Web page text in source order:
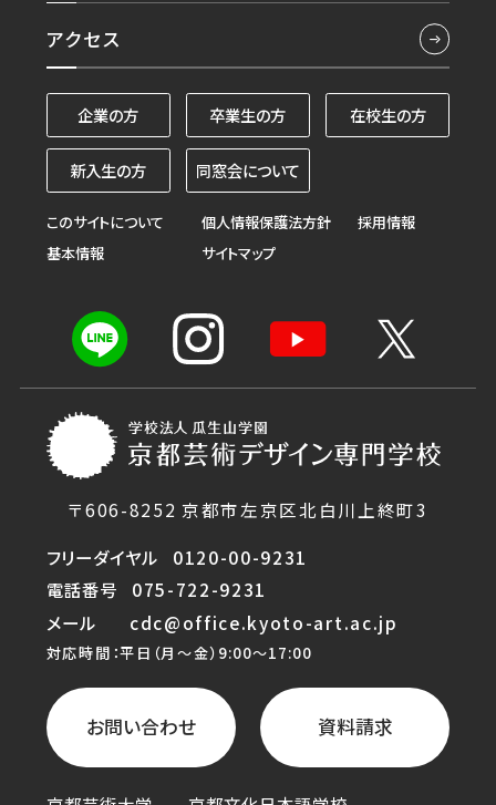
〒606-8252 京都市左京区北白川上終町3
フリーダイヤル
0120-00-9231
電話番号
075-722-9231
メール
cdc@office.kyoto-art.ac.jp
対応時間：平日（月〜金）9:00〜17:00
お問い合わせ 資料請求
アクセス
企業の方 卒業生の方 在校生の方
新入生の方 同窓会について
このサイトについて 個人情報保護法方針
採用情報
基本情報
サイトマップ